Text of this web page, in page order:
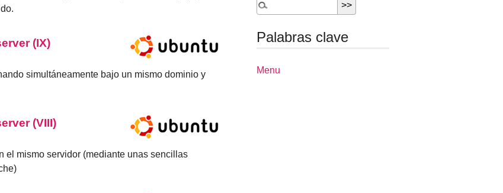
(IX)
simultáneamente bajo un mismo dominio y
(VIII)
el mismo servidor (mediante unas sencillas
Palabras clave
Menu